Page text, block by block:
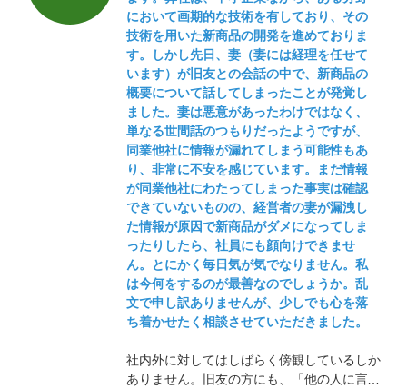
において画期的な技術を有しており、その
技術を用いた新商品の開発を進めておりま
す。しかし先日、妻（妻には経理を任せて
います）が旧友との会話の中で、新商品の
概要について話してしまったことが発覚し
ました。妻は悪意があったわけではなく、
単なる世間話のつもりだったようですが、
同業他社に情報が漏れてしまう可能性もあ
り、非常に不安を感じています。まだ情報
が同業他社にわたってしまった事実は確認
できていないものの、経営者の妻が漏洩し
た情報が原因で新商品がダメになってしま
ったりしたら、社員にも顔向けできませ
ん。とにかく毎日気が気でなりません。私
は今何をするのが最善なのでしょうか。乱
文で申し訳ありませんが、少しでも心を落
ち着かせたく相談させていただきました。
社内外に対してはしばらく傍観しているしか
ありません。旧友の方にも、「他の人に言わ